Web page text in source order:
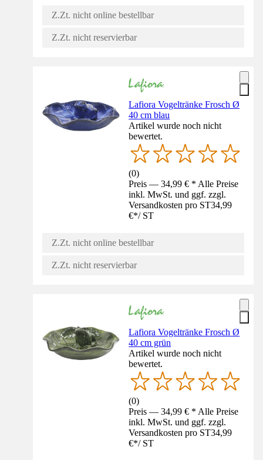
Z.Zt. nicht online bestellbar
Z.Zt. nicht reservierbar
Lafiora Vogeltränke Frosch Ø
40 cm blau
Artikel wurde noch nicht
bewertet.
(0)
Preis — 34,99 € * Alle Preise
inkl. MwSt. und ggf. zzgl.
Versandkosten pro ST34,99
€*/ ST
Z.Zt. nicht online bestellbar
Z.Zt. nicht reservierbar
Lafiora Vogeltränke Frosch Ø
40 cm grün
Artikel wurde noch nicht
bewertet.
(0)
Preis — 34,99 € * Alle Preise
inkl. MwSt. und ggf. zzgl.
Versandkosten pro ST34,99
€*/ ST